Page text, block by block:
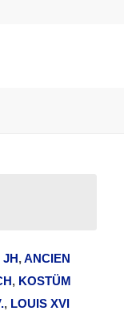
JH,ANCIEN
, KOSTÜM
, LOUIS XVI